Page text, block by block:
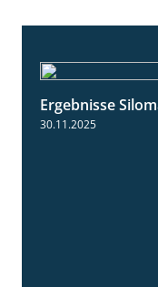
Ergebnisse
30.11.2025